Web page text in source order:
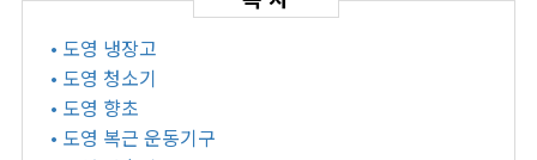
• 도영 냉장고
• 도영 청소기
• 도영 향초
• 도영 복근 운동기구